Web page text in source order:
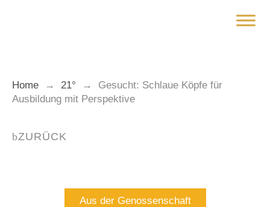
Home → 21° →
Gesucht: Schlaue Köpfe für
Ausbildung mit Perspektive
ZURÜCK
Aus der Genossenschaft